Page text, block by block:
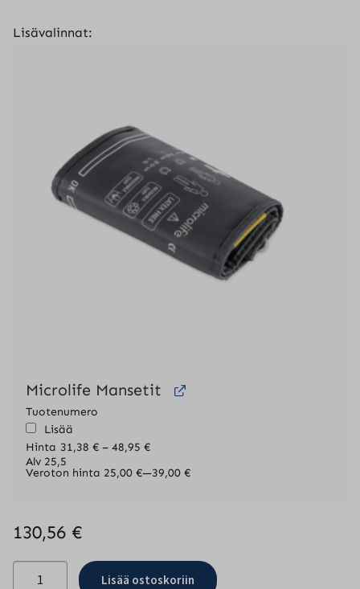
Lisävalinnat:
Microlife Mansetit
Tuotenumero
Lisää
Hinta 31,38€ – 48,95€Hintaluokka:
31,38 €
-
48,95 €
Alv 25,5
Veroton hinta 25,00 €—39,00 €
130,56 €
Lisää ostoskoriin